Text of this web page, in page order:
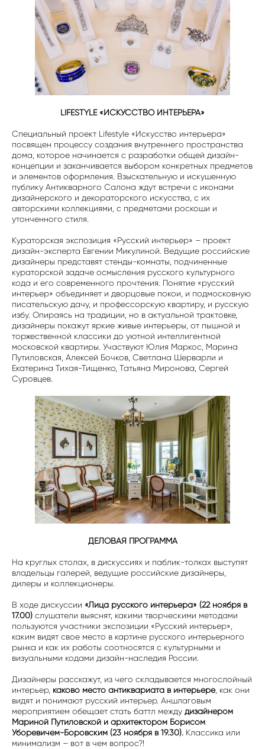
LIFESTYLE «ИСКУССТВО ИНТЕРЬЕРА»
Специальный проект Lifestyle «Искусство интерьера»
посвящен процессу создания внутреннего пространства
дома, которое начинается с разработки общей дизайн-
концепции и заканчивается выбором конкретных предметов
и элементов оформления. Взыскательную и искушенную
публику Антикварного Салона ждут встречи с иконами
дизайнерского и декораторского искусства, с их
авторскими коллекциями, с предметами роскоши и
утонченного стиля.
Кураторская экспозиция «Русский интерьер» – проект
дизайн-эксперта Евгении Микулиной. Ведущие российские
дизайнеры представят стенды-комнаты, подчиненные
кураторской задаче осмысления русского культурного
кода и его современного прочтения. Понятие «русский
интерьер» объединяет и дворцовые покои, и подмосковную
писательскую дачу, и профессорскую квартиру, и русскую
избу. Опираясь на традиции, но в актуальной трактовке,
дизайнеры покажут яркие живые интерьеры, от пышной и
торжественной классики до уютной интеллигентной
московской квартиры. Участвуют Юлия Маркос, Марина
Путиловская, Алексей Бочков, Светлана Шерварли и
Екатерина Тихая-Тищенко, Татьяна Миронова, Сергей
Суровцев.
ДЕЛОВАЯ ПРОГРАММА
На круглых столах, в дискуссиях и паблик-толках выступят
владельцы галерей, ведущие российские дизайнеры,
дилеры и коллекционеры.
В ходе дискуссии «Лица русского интерьера» (22 ноября в
17.00) слушатели выяснят, какими творческими методами
пользуются участники экспозиции «Русский интерьер»,
каким видят свое место в картине русского интерьерного
рынка и как их работы соотносятся с культурными и
визуальными кодами дизайн-наследия России.
Дизайнеры расскажут, из чего складывается многослойный
интерьер, каково место антиквариата в интерьере, как они
видят и понимают русский интерьер. Аншлаговым
мероприятием обещает стать баттл между дизайнером
Мариной Путиловской и архитектором Борисом
Уборевичем-Боровским (23 ноября в 19.30). Классика или
минимализм – вот в чем вопрос?!